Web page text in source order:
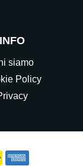
INFO
siamo
Policy